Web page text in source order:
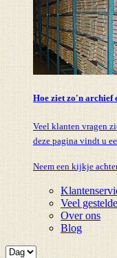
Hoe ziet zo'n archief
Veel klanten vragen
deze pagina vindt u
Neem een kijkje
Veel
Over ons
Blog